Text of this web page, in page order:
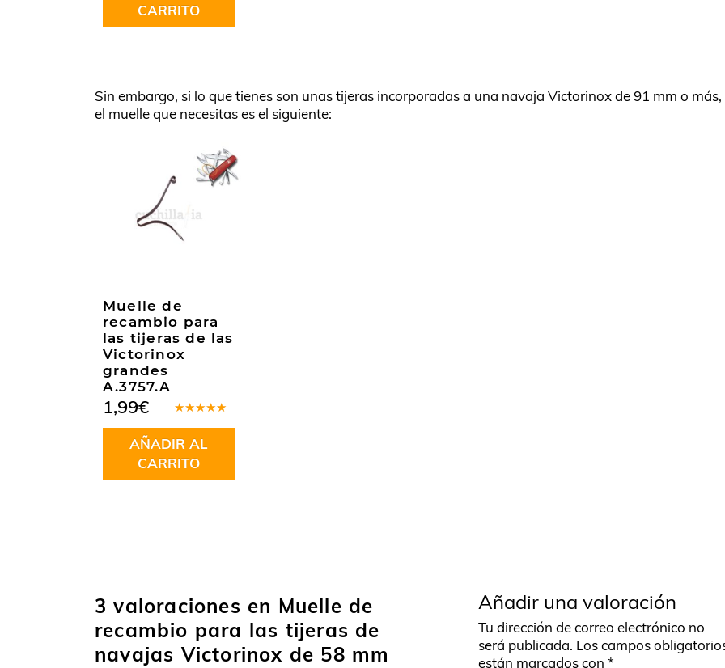
CARRITO
Sin embargo, si lo que tienes son unas tijeras incorporadas a una navaja Victorinox de 91 mm o más,
el muelle que necesitas es el siguiente:
Muelle de
recambio para
las tijeras de las
Victorinox
grandes
A.3757.A
en5.00de
5
1,99€
AÑADIR AL
CARRITO
3 valoraciones en Muelle de
recambio para las tijeras de
navajas Victorinox de 58 mm
Añadir una valoración
Tu dirección de correo electrónico no
será publicada. Los campos
están marcados con *